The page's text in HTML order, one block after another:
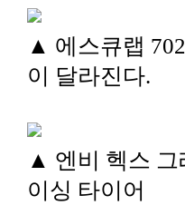
▲ 에스큐랩
이 달라진다.
▲ 엔비 헥스 그
이싱 타이어